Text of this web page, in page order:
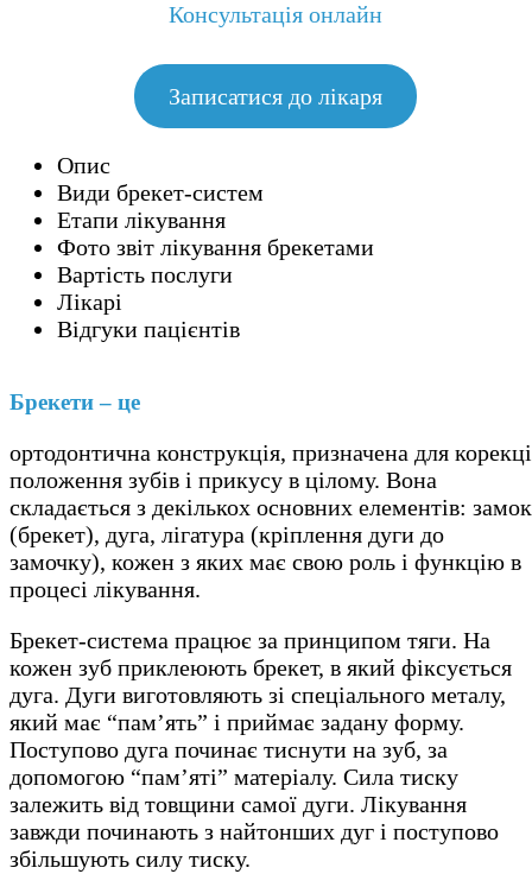
Консультація онлайн
Записатися до лікаря
Опис
Види брекет-систем
Етапи лікування
Фото звіт лікування брекетами
Вартість послуги
Лікарі
Відгуки пацієнтів
Брекети – це
ортодонтична конструкція, призначена для
положення зубів і прикусу в цілому. Вона
складається з декількох основних елементів: замок
(брекет), дуга, лігатура (кріплення дуги до
замочку), кожен з яких має свою роль і функцію в
процесі лікування.
Брекет-система працює за принципом тяги. На
кожен зуб приклеюють брекет, в який фіксується
дуга. Дуги виготовляють зі спеціального металу,
який має “пам’ять” і приймає задану форму.
Поступово дуга починає тиснути на зуб, за
допомогою “пам’яті” матеріалу. Сила тиску
залежить від товщини самої дуги. Лікування
завжди починають з найтонших дуг і поступово
збільшують силу тиску.